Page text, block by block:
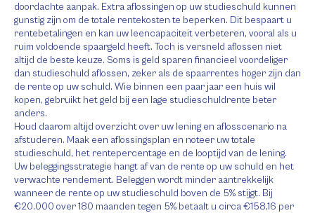
doordachte aanpak. Extra aflossingen op uw studieschuld kunnen
gunstig zijn om de totale rentekosten te beperken. Dit bespaart u
rentebetalingen en kan uw leencapaciteit verbeteren, vooral als u
ruim voldoende spaargeld heeft. Toch is versneld aflossen niet
altijd de beste keuze. Soms is geld sparen financieel voordeliger
dan studieschuld aflossen, zeker als de spaarrentes hoger zijn dan
de rente op uw schuld. Wie binnen een paar jaar een huis wil
kopen, gebruikt het geld bij een lage studieschuldrente beter
anders.
Houd daarom altijd overzicht over uw lening en aflosscenario na
afstuderen. Maak een aflossingsplan en noteer uw totale
studieschuld, het rentepercentage en de looptijd van de lening.
Uw beleggingsstrategie hangt af van de rente op uw schuld en het
verwachte rendement. Beleggen wordt minder aantrekkelijk
wanneer de rente op uw studieschuld boven de 5% stijgt. Bij
€20.000 over 180 maanden tegen 5% betaalt u circa €158,16 per